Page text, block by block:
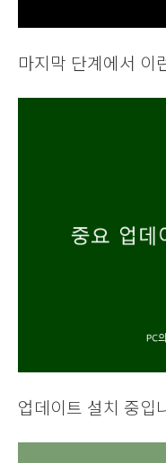
마지막 단계에서 이
업데이트 설치 중입